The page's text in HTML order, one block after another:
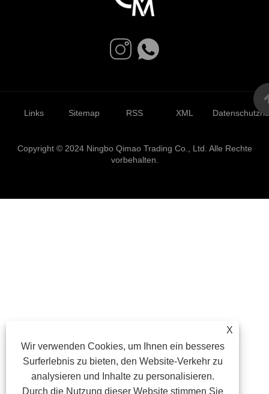
X
Wir verwenden Cookies, um Ihnen ein besseres
Surferlebnis zu bieten, den Website-Verkehr zu
analysieren und Inhalte zu personalisieren.
Durch die Nutzung dieser Website stimmen Sie
Links Sitemap RSS XML
Copyright © 2024 Ningbo Qimao Trading Co., Ltd. Alle Rechte
vorbehalten.